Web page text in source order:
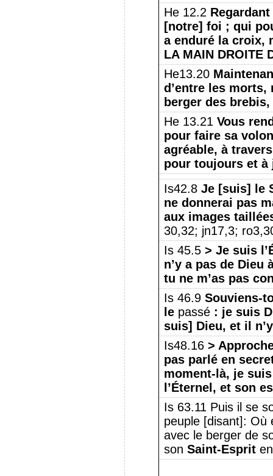
He 12.2
[notre] foi ; qui
a enduré la croix,
LA MAIN DROITE
He13.20
d’entre les morts,
berger des
He 13.21 Vous
pour faire sa
agréable, à
pour toujours et à
Is42.8 Je [suis] le
ne donnerai pas
aux images
30,32; jn17,3;
Is 45.5 > Je suis
n’y a pas de Dieu
tu ne m’as pas
Is 46.9 Souviens-
lepassé : je suis
suis] Dieu, et il
Is48.16 >
pas parlé en
moment-là, je
l’Éternel, et son
Is 63.11 Puis il se
peuple [disant]: Où
avec le berger de
son Saint-Esprit